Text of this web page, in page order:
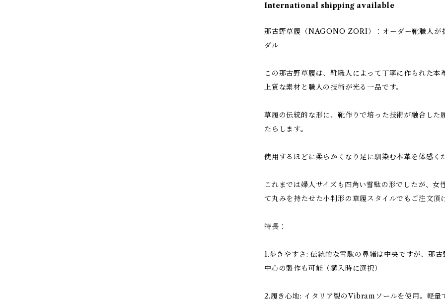
International shipping available
那古野草履（NAGONO ZORI）：オーダー靴職人が
ダル
この那古野草履は、靴職人によって丁寧に作られた本
上質な素材と職人の技術が光る一品です。
草履の伝統的な形に、靴作りで培った技術が融合した
たらします。
使用するほどに柔らかくなり足に馴染む本革を体感く
これまでは婦人サイズも四角い雪駄の形でしたが、女
て丸みを持たせた小判形の草履スタイルでもご注文頂
特長：
1.歩きやすさ: 伝統的な雪駄の鼻緒は中央ですが、那古
中心の製作も可能（購入時に選択）
2.履き心地: イタリア製のVibramソールを使用。軽量